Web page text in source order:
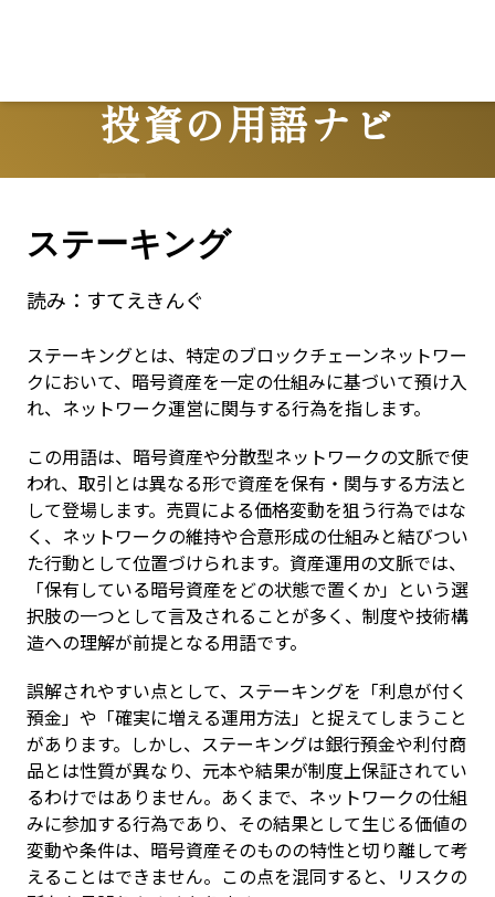
投資の用語ナビ
Terms
ステーキング
読み： すてえきんぐ
ステーキングとは、特定のブロックチェーンネットワー
クにおいて、暗号資産を一定の仕組みに基づいて預け入
れ、ネットワーク運営に関与する行為を指します。
この用語は、暗号資産や分散型ネットワークの文脈で使
われ、取引とは異なる形で資産を保有・関与する方法と
して登場します。売買による価格変動を狙う行為ではな
く、ネットワークの維持や合意形成の仕組みと結びつい
た行動として位置づけられます。資産運用の文脈では、
「保有している暗号資産をどの状態で置くか」という選
択肢の一つとして言及されることが多く、制度や技術構
造への理解が前提となる用語です。
誤解されやすい点として、ステーキングを「利息が付く
預金」や「確実に増える運用方法」と捉えてしまうこと
があります。しかし、ステーキングは銀行預金や利付商
品とは性質が異なり、元本や結果が制度上保証されてい
るわけではありません。あくまで、ネットワークの仕組
みに参加する行為であり、その結果として生じる価値の
変動や条件は、暗号資産そのものの特性と切り離して考
えることはできません。この点を混同すると、リスクの